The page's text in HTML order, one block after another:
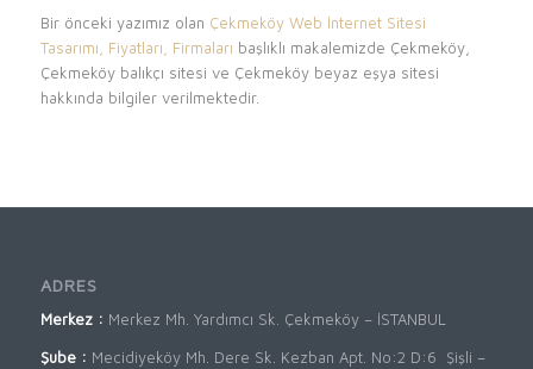
Bir önceki yazımız olan Çekmeköy Web İnternet Sitesi
Tasarımı, Fiyatları, Firmaları başlıklı makalemizde Çekmeköy,
Çekmeköy balıkçı sitesi ve Çekmeköy beyaz eşya sitesi
hakkında bilgiler verilmektedir.
ADRES
Merkez : Merkez Mh. Yardımcı Sk. Çekmeköy – İSTANBUL
Şube : Mecidiyeköy Mh. Dere Sk. Kezban Apt. No:2 D:6 Şişli –